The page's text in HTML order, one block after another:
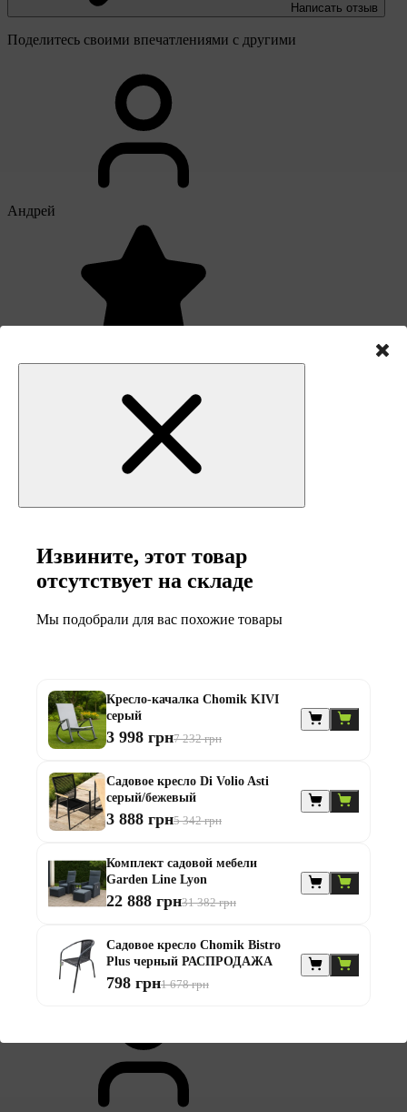
Написать отзыв
Поделитесь своими впечатлениями с другими
Андрей
Конструкция нетривиальная, в принципе удобно
Извините, этот товар
отсутствует на складе
Мы подобрали для вас похожие товары
Кресло-качалка Chomik KIVI
серый
3 998 грн7 232 грн
Садовое кресло Di Volio Asti
серый/бежевый
3 888 грн5 342 грн
Комплект садовой мебели
Garden Line Lyon
22 888 грн31 382 грн
Садовое кресло Chomik Bistro
Plus черный РАСПРОДАЖА
798 грн1 678 грн